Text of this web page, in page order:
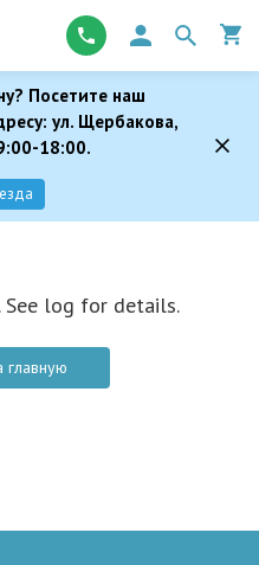
Посетите наш
ул. Щербакова,
18:00.
See log for details.
главную